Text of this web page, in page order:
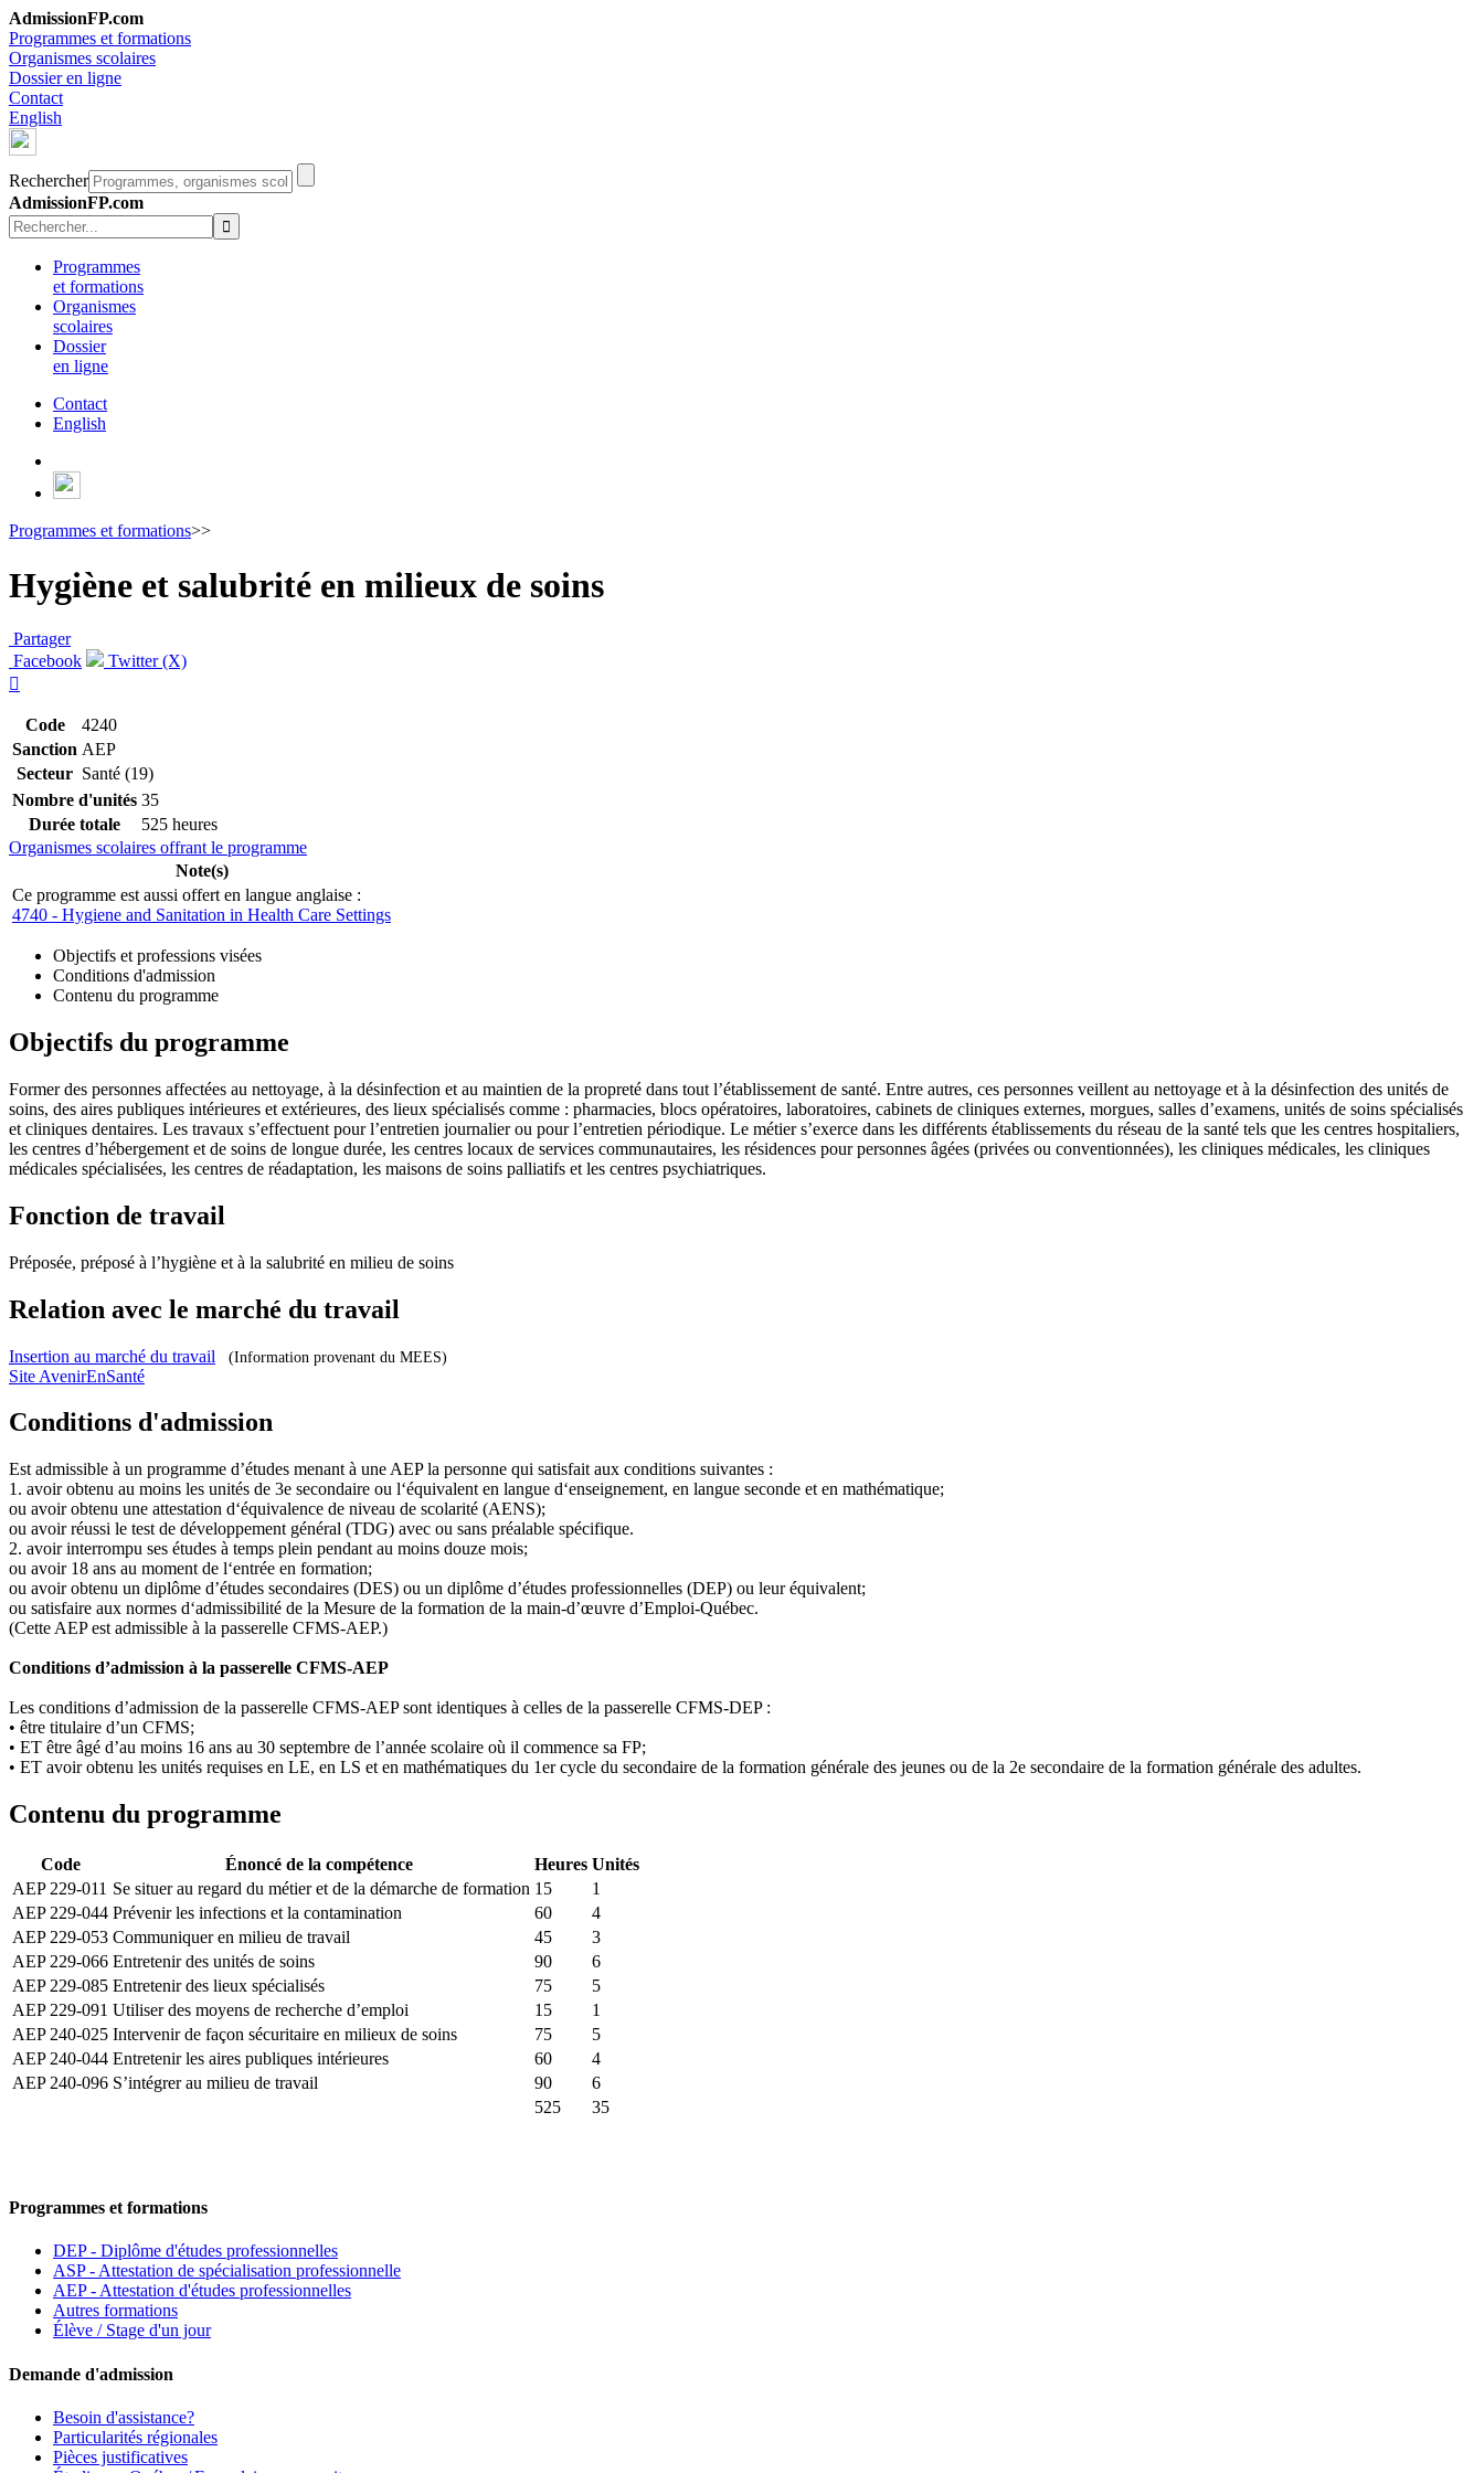
AdmissionFP.com
Programmes et formations
Organismes scolaires
Dossier en ligne
Contact
English
Rechercher
AdmissionFP.com
Programmes
et formations
Organismes
scolaires
Dossier
en ligne
Contact
English
Programmes et formations>>
Hygiène et salubrité en milieux de soins
Partager
Facebook
Twitter (X)

Code
4240
Sanction AEP
Secteur Santé (19)
Nombre d'unités 35
Durée totale
525 heures
Organismes scolaires offrant le programme
Note(s)
Ce programme est aussi offert en langue anglaise :
4740 - Hygiene and Sanitation in Health Care Settings
Objectifs et professions visées
Conditions d'admission
Contenu du programme
Objectifs du programme
Former des personnes affectées au nettoyage, à la désinfection et au maintien de la propreté dans tout l’établissement de santé. Entre autres, ces personnes veillent au nettoyage et à la désinfection des unités de
soins, des aires publiques intérieures et extérieures, des lieux spécialisés comme : pharmacies, blocs opératoires, laboratoires, cabinets de cliniques externes, morgues, salles d’examens, unités de soins spécialisés
et cliniques dentaires. Les travaux s’effectuent pour l’entretien journalier ou pour l’entretien périodique. Le métier s’exerce dans les différents établissements du réseau de la santé tels que les centres hospitaliers,
les centres d’hébergement et de soins de longue durée, les centres locaux de services communautaires, les résidences pour personnes âgées (privées ou conventionnées), les cliniques médicales, les cliniques
médicales spécialisées, les centres de réadaptation, les maisons de soins palliatifs et les centres psychiatriques.
Fonction de travail
Préposée, préposé à l’hygiène et à la salubrité en milieu de soins
Relation avec le marché du travail
Insertion au marché du travail (Information provenant du MEES)
Site AvenirEnSanté
Conditions d'admission
Est admissible à un programme d’études menant à une AEP la personne qui satisfait aux conditions suivantes :
1. avoir obtenu au moins les unités de 3e secondaire ou l‘équivalent en langue d‘enseignement, en langue seconde et en mathématique;
ou avoir obtenu une attestation d‘équivalence de niveau de scolarité (AENS);
ou avoir réussi le test de développement général (TDG) avec ou sans préalable spécifique.
2. avoir interrompu ses études à temps plein pendant au moins douze mois;
ou avoir 18 ans au moment de l‘entrée en formation;
ou avoir obtenu un diplôme d’études secondaires (DES) ou un diplôme d’études professionnelles (DEP) ou leur équivalent;
ou satisfaire aux normes d‘admissibilité de la Mesure de la formation de la main-d’œuvre d’Emploi-Québec.
(Cette AEP est admissible à la passerelle CFMS-AEP.)
Conditions d’admission à la passerelle CFMS-AEP
Les conditions d’admission de la passerelle CFMS-AEP sont identiques à celles de la passerelle CFMS-DEP :
• être titulaire d’un CFMS;
• ET être âgé d’au moins 16 ans au 30 septembre de l’année scolaire où il commence sa FP;
• ET avoir obtenu les unités requises en LE, en LS et en mathématiques du 1er cycle du secondaire de la formation générale des jeunes ou de la 2e secondaire de la formation générale des adultes.
Contenu du programme
Code Énoncé de la compétence Heures Unités
AEP 229-011 Se situer au regard du métier et de la démarche de formation 15
1
AEP 229-044 Prévenir les infections et la contamination 60
4
AEP 229-053 Communiquer en milieu de travail 45
3
AEP 229-066 Entretenir des unités de soins 90
6
AEP 229-085 Entretenir des lieux spécialisés 75
5
AEP 229-091 Utiliser des moyens de recherche d’emploi 15
1
AEP 240-025 Intervenir de façon sécuritaire en milieux de soins 75
5
AEP 240-044 Entretenir les aires publiques intérieures 60
4
AEP 240-096 S’intégrer au milieu de travail 90
6
525
35
Programmes et formations
DEP - Diplôme d'études professionnelles
ASP - Attestation de spécialisation professionnelle
AEP - Attestation d'études professionnelles
Autres formations
Élève / Stage d'un jour
Demande d'admission
Besoin d'assistance?
Particularités régionales
Pièces justificatives